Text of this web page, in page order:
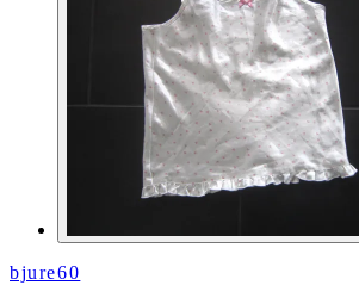
bjure60